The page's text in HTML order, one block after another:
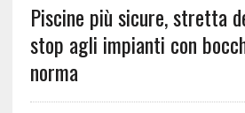
Piscine più sicure, stretta
stop agli impianti con
norma